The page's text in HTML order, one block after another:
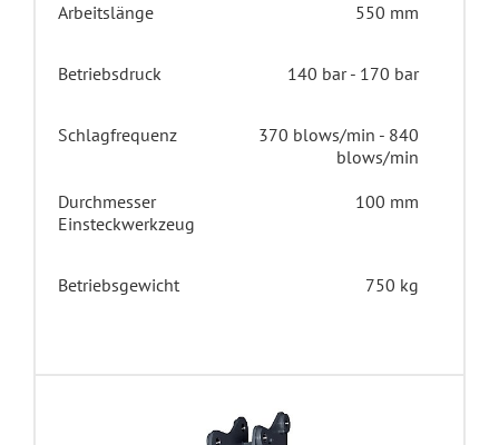
Arbeitslänge 550 mm
Betriebsdruck 140 bar - 170 bar
Schlagfrequenz
370 blows/min - 840
blows/min
Durchmesser
Einsteckwerkzeug
100 mm
Betriebsgewicht 750 kg